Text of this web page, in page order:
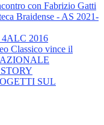
con Fabrizio Gatti
Braidense - AS 2021-
4ALC 2016
Classico vince il
SUL